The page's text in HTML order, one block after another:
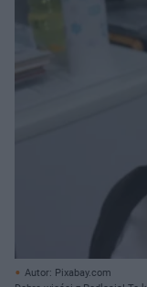
Autor: Pixabay.com